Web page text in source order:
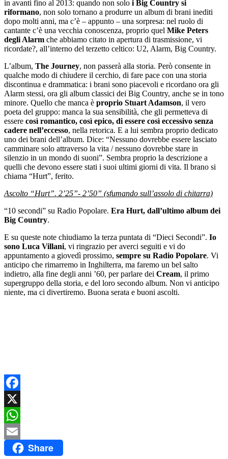
in avanti fino al 2013: quando non solo i Big Country si
riformano, non solo tornano a produrre un album di brani inediti
dopo molti anni, ma c’è – appunto – una sorpresa: nel ruolo di
cantante c’è una vecchia conoscenza, proprio quel Mike Peters
degli Alarm che abbiamo citato in apertura di trasmissione, vi
ricordate?, all’interno del terzetto celtico: U2, Alarm, Big Country.
L’album, The Journey, non passerà alla storia. Però consente in
qualche modo di chiudere il cerchio, di fare pace con una storia
discontinua e drammatica: i brani sono piacevoli e ricordano ora gli
Alarm stessi, ora gli album classici dei Big Country, anche se in tono
minore. Quello che manca è proprio Stuart Adamson, il vero
poeta del gruppo: manca la sua sensibilità, che gli permetteva di
essere così romantico, così epico, di essere così eccessivo senza
cadere nell’eccesso, nella retorica. E a lui sembra proprio dedicato
uno dei brani dell’album. Dice: “Nessuno dovrebbe essere lasciato
camminare solo attraverso la vita / nessuno dovrebbe stare in
silenzio in un mondo di suoni”. Sembra proprio la descrizione a
quelli che devono essere stati i suoi ultimi giorni di vita. Il brano si
chiama “Hurt”, ferito.
Ascolto “Hurt”. 2’25”- 2’50” (sfumando sull’assolo di chitarra)
“10 secondi” su Radio Popolare. Era Hurt, dall’ultimo album dei
Big Country.
E su queste note chiudiamo la terza puntata di “Dieci Secondi”. Io
sono Luca Villani, vi ringrazio per averci seguiti e vi do
appuntamento a giovedì prossimo, sempre su Radio Popolare. Vi
anticipo che rimarremo in Inghilterra, ma faremo un bel salto
indietro, alla fine degli anni ’60, per parlare dei Cream, il primo
supergruppo della storia, e del loro secondo album. Non vi anticipo
niente, ma ci divertiremo. Buona serata e buoni ascolti.
Facebook
X
WhatsApp
Email Share